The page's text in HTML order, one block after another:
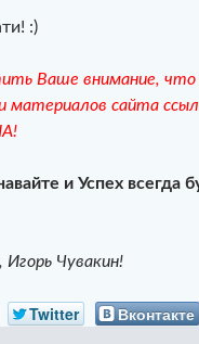
:)
Ваше внимание, что
материалов сайта
и Успех всегда
Чувакин!
Twitter Вконтакте